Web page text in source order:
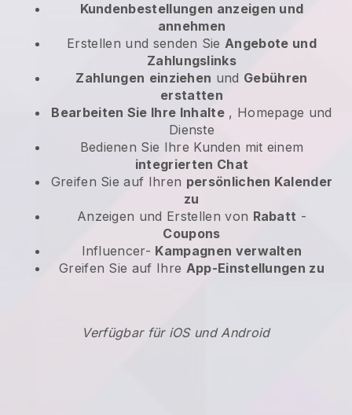
Kundenbestellungen anzeigen und
annehmen
Erstellen und senden SieAngebote und
Zahlungslinks
Zahlungen einziehen und Gebühren
erstatten
Bearbeiten Sie Ihre Inhalte, Homepage und
Dienste
Bedienen Sie Ihre Kunden mit einem
integrierten Chat
Greifen Sie auf Ihren persönlichen Kalender
zu
Anzeigen und Erstellen von Rabatt -
Coupons
Influencer- Kampagnen verwalten
Greifen Sie auf Ihre App-Einstellungen zu
Verfügbar für iOS und Android